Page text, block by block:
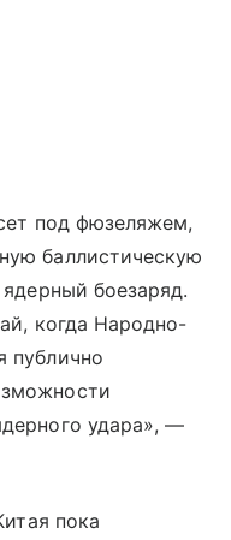
под фюзеляжем,
баллистическую
боезаряд.
когда Народно-
публично
удара», —
пока